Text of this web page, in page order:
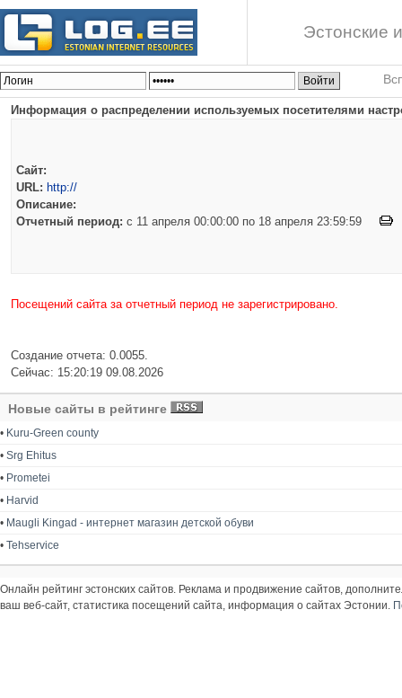
Эстонские
Информация о распределении используемых посетителями
Сайт:
URL: http://
Описание:
Отчетный период: c 11 апреля 00:00:00 по 18 апреля 23:59:59
Посещений сайта за отчетный период не зарегистрировано.
Создание отчета: 0.0055.
Сейчас: 15:20:19 09.08.2026
Новые сайты в рейтинге
• Kuru-Green county
• Srg Ehitus
• Prometei
• Harvid
• Maugli Kingad - интернет магазин детской обуви
• Tehservice
Онлайн рейтинг эстонских сайтов. Реклама и продвижение сайтов,
ваш веб-сайт, статистика посещений сайта, информация о сайтах Эстонии.